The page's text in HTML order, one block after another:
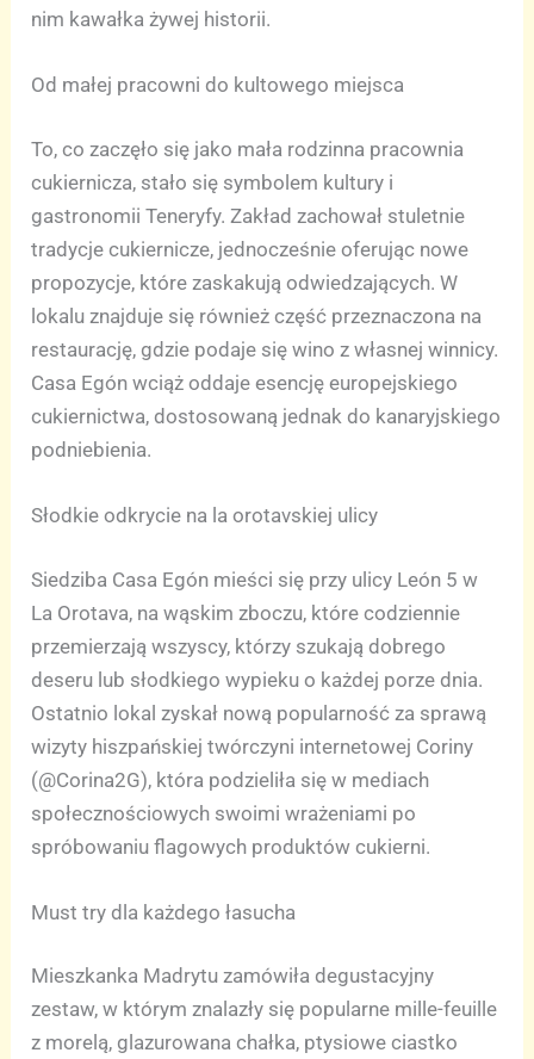
nim kawałka żywej historii.
Od małej pracowni do kultowego miejsca
To, co zaczęło się jako mała rodzinna pracownia
cukiernicza, stało się symbolem kultury i
gastronomii Teneryfy. Zakład zachował stuletnie
tradycje cukiernicze, jednocześnie oferując nowe
propozycje, które zaskakują odwiedzających. W
lokalu znajduje się również część przeznaczona na
restaurację, gdzie podaje się wino z własnej winnicy.
Casa Egón wciąż oddaje esencję europejskiego
cukiernictwa, dostosowaną jednak do kanaryjskiego
podniebienia.
Słodkie odkrycie na la orotavskiej ulicy
Siedziba Casa Egón mieści się przy ulicy León 5 w
La Orotava, na wąskim zboczu, które codziennie
przemierzają wszyscy, którzy szukają dobrego
deseru lub słodkiego wypieku o każdej porze dnia.
Ostatnio lokal zyskał nową popularność za sprawą
wizyty hiszpańskiej twórczyni internetowej Coriny
(@Corina2G), która podzieliła się w mediach
społecznościowych swoimi wrażeniami po
spróbowaniu flagowych produktów cukierni.
Must try dla każdego łasucha
Mieszkanka Madrytu zamówiła degustacyjny
zestaw, w którym znalazły się popularne mille-feuille
z morelą, glazurowana chałka, ptysiowe ciastko